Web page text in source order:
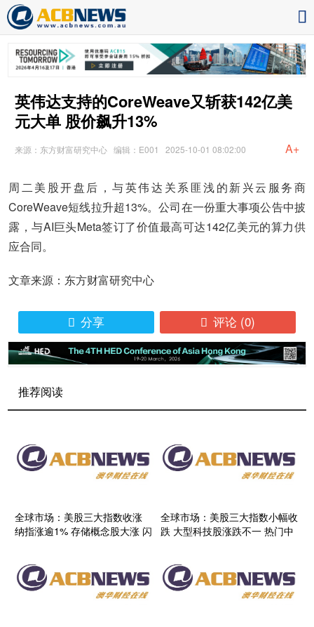
英伟达支持的CoreWeave又斩获142亿美
元大单 股价飙升13%
来源：东方财富研究中心 编辑：E001 2025-10-01 08:02:00 A+
周二美股开盘后，与英伟达关系匪浅的新兴云服务商
CoreWeave短线拉升超13%。公司在一份重大事项公告中披
露，与AI巨头Meta签订了价值最高可达142亿美元的算力供
应合同。
文章来源：东方财富研究中心
 分享  评论 (0)
推荐阅读
全球市场：美股三大指数收涨
纳指涨逾1% 存储概念股大涨 闪
全球市场：美股三大指数小幅收
跌 大型科技股涨跌不一 热门中